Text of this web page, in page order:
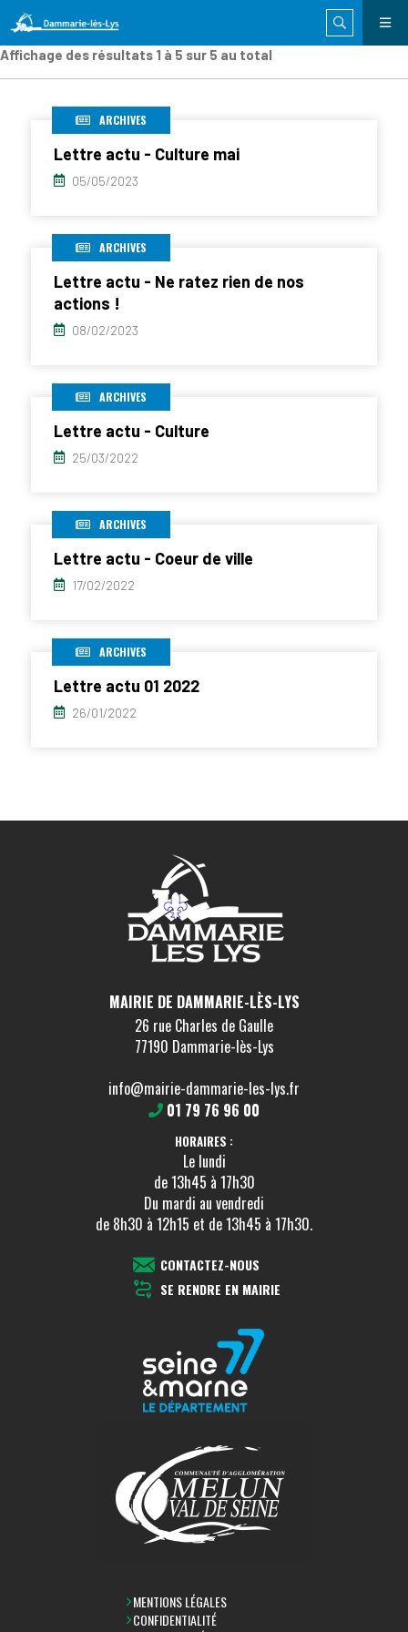
Affichage des résultats 1 à 5 sur 5 au total
ARCHIVES
Lettre actu - Culture mai
05/05/2023
ARCHIVES
Lettre actu - Ne ratez rien de nos
actions !
08/02/2023
ARCHIVES
Lettre actu - Culture
25/03/2022
ARCHIVES
Lettre actu - Coeur de ville
17/02/2022
ARCHIVES
Lettre actu 01 2022
26/01/2022
MAIRIE DE DAMMARIE-LÈS-LYS
26 rue Charles de Gaulle
77190 Dammarie-lès-Lys
info@mairie-dammarie-les-lys.fr
01 79 76 96 00
HORAIRES :
Le lundi
de 13h45 à 17h30
Du mardi au vendredi
de 8h30 à 12h15 et de 13h45 à 17h30.
CONTACTEZ-NOUS
SE RENDRE EN MAIRIE
MENTIONS LÉGALES
CONFIDENTIALITÉ